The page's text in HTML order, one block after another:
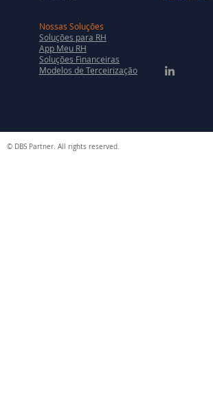
Nossas Soluções
Soluções para RH
App Meu RH
Soluções Financeiras
Modelos de Terceirização
© DBS Partner. All rights reserved.